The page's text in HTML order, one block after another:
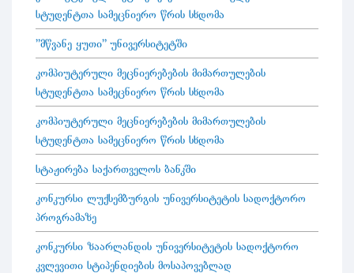
სტუდენტთა სამეცნიერო წრის სხდომა
"მწვანე ყუთი" უნივერსიტეტში
კომპიუტერული მეცნიერებების მიმართულების
სტუდენტთა სამეცნიერო წრის სხდომა
კომპიუტერული მეცნიერებების მიმართულების
სტუდენტთა სამეცნიერო წრის სხდომა
სტაჟირება საქართველოს ბანკში
კონკურსი ლუქსემბურგის უნივერსიტეტის სადოქტორო
პროგრამაზე
კონკურსი ზაარლანდის უნივერსიტეტის სადოქტორო
კვლევითი სტიპენდიების მოსაპოვებლად